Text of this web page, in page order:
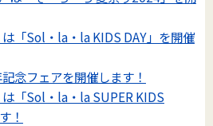
「Sol・la・la KIDS DAY」を開催
念フェアを開催します！
「Sol・la・la SUPER KIDS
！